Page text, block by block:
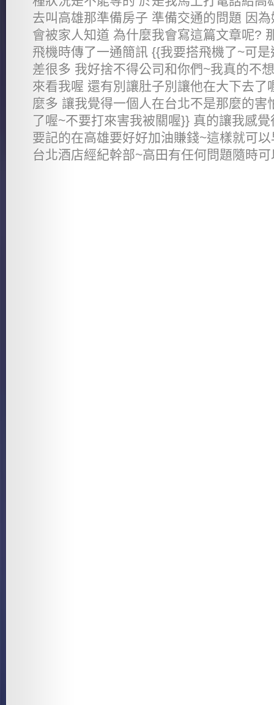
去叫高雄那準備房子 準備交通的問題 因
會被家人知道 為什麼我會寫這篇文章呢?
飛機時傳了一通簡訊 {{我要搭飛機了~可
差很多 我好捨不得公司和你們~我真的不
來看我喔 還有別讓肚子別讓他在大下去了
麼多 讓我覺得一個人在台北不是那麼的害
了喔~不要打來害我被關喔}} 真的讓我感
要記的在高雄要好好加油賺錢~這樣就可
台北酒店經紀幹部~高田有任何問題隨時